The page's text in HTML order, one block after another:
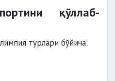
қўллаб-
турлари бўйича: